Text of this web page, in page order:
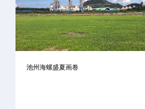
池州海螺盛夏画卷